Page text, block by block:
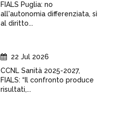
FIALS Puglia: no
all'autonomia differenziata, sì
al diritto...
22 Jul 2026
CCNL Sanità 2025-2027,
FIALS: “Il confronto produce
risultati,...